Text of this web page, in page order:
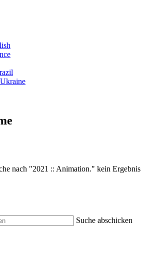
nach "2021 :: Animation." kein Ergebnis
Suche abschicken